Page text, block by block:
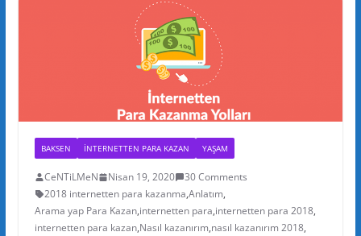
BAKSEN INTERNETTEN PARA KAZAN YAŞAM
CeNTiLMeN Nisan 19, 2020
30 Comments
2018 internetten para kazanma,Anlatım,
Arama yap Para Kazan,internetten para,internetten para 2018,
internetten para kazan,Nasıl kazanırım,nasıl kazanırım 2018,